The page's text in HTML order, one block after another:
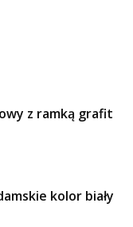
z ramką grafit
kolor biały